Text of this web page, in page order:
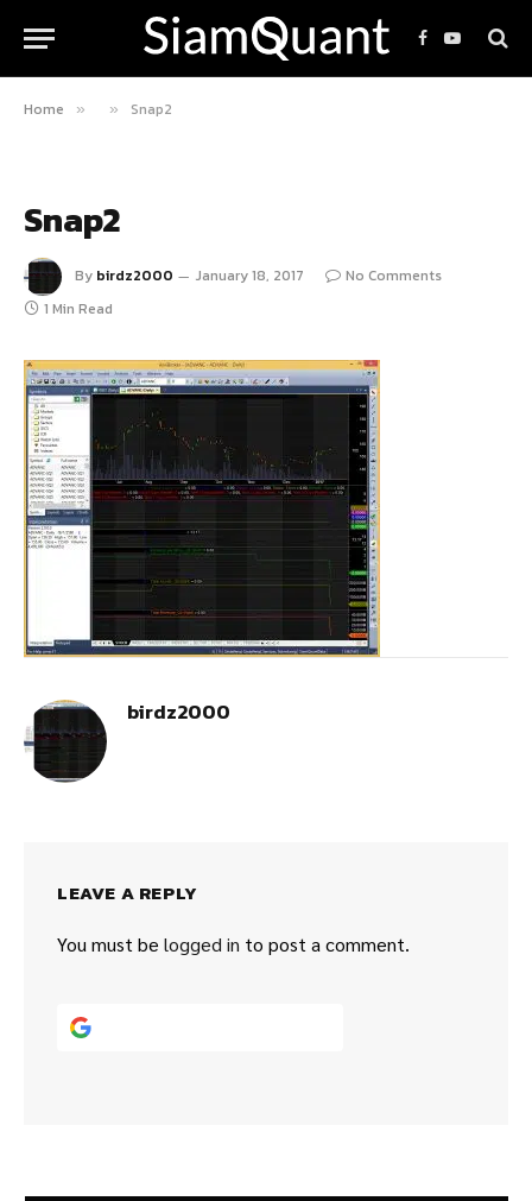
Facebook
YouTube
Home » » Snap2
Snap2
By birdz2000 January 18, 2017
No Comments
1 Min Read
birdz2000
LEAVE A REPLY
You must be logged in to post a comment.